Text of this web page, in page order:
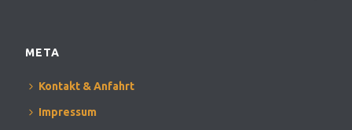
META
Kontakt & Anfahrt
Impressum